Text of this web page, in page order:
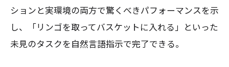
ションと実環境の両方で驚くべきパフォーマンスを示
し、「リンゴを取ってバスケットに入れる」といった
未見のタスクを自然言語指示で完了できる。